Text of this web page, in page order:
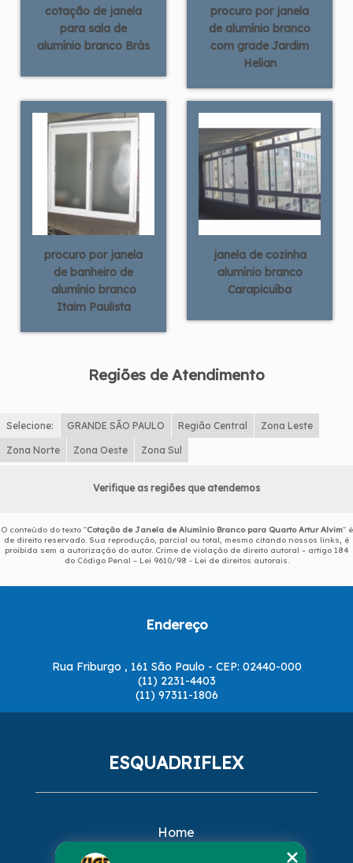
cotação de janela
para sala de
alumínio branco Brás
procuro por janela
de alumínio branco
com grade Jardim
Helian
procuro por janela
de banheiro de
alumínio branco
Itaim Paulista
janela de cozinha
alumínio branco
Carapicuíba
Regiões de Atendimento
Selecione: GRANDE SÃO PAULO Região Central Zona Leste
Zona Norte Zona Oeste Zona Sul
Verifique as regiões que atendemos
O conteúdo do texto "Cotação de Janela de Alumínio Branco para Quarto Artur Alvim" é
de direito reservado. Sua reprodução, parcial ou total, mesmo citando nossos links, é
proibida sem a autorização do autor. Crime de violação de direito autoral – artigo 184
do Código Penal – Lei 9610/98 - Lei de direitos autorais.
Endereço
Rua Friburgo , 161 São Paulo - CEP: 02440-000
(11) 2231-4403
(11) 97311-1806
ESQUADRIFLEX
Home